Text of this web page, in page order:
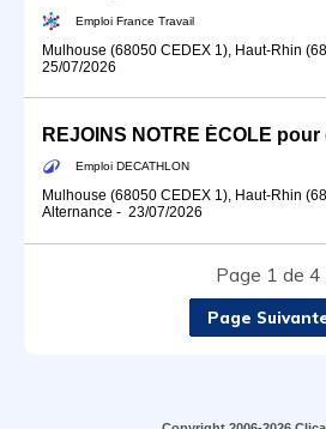
Emploi France Travail
Mulhouse (68050 CEDEX 1), Haut-Rhin
25/07/2026
Emploi DECATHLON
Mulhouse (68050 CEDEX 1), Haut-Rhin
Alternance - 23/07/2026
Page 1 de 4
Page